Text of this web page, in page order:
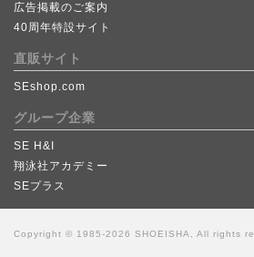
広告掲載のご案内
40周年特設サイト
直販サイト
SEshop.com
グループ企業
SE H&I
翔泳社アカデミー
SEプラス
Copyright © 1985-2026 SHOEISHA, All rights